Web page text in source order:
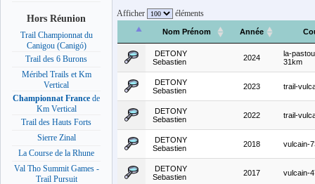
Hors Réunion
Trail Championnat du
Canigou (Canigó)
Trail des 6 Burons
Méribel Trails et Km
Vertical
Championnat France de
Km Vertical
Trail des Hauts Forts
Sierre Zinal
La Course de la Rhune
Val Tho Summit Games -
Trail Pursuit
Afficher éléments
Nom Prénom Année
DETONY
Sebastien
2024
la-
31km
DETONY
Sebastien
2023 trail-
DETONY
Sebastien
2022 trail-
DETONY
Sebastien
2018 vulcain-
DETONY
Sebastien
2017 vulcain-